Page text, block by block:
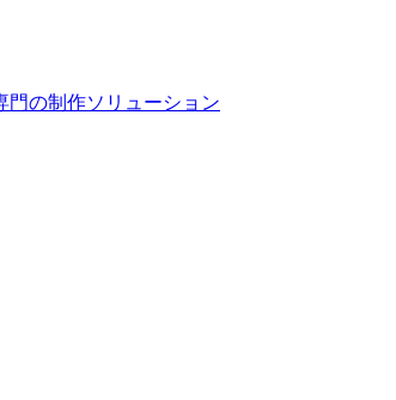
門の制作ソリューション